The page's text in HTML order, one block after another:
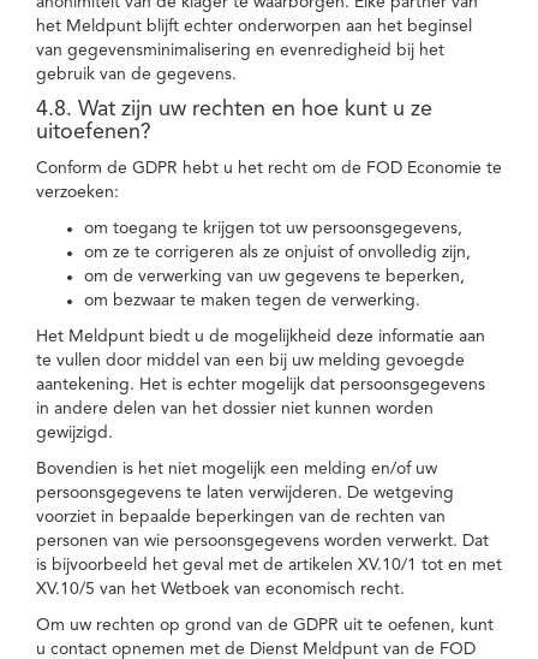
het Meldpunt blijft echter onderworpen aan het beginsel
van gegevensminimalisering en evenredigheid bij het
gebruik van de gegevens.
4.8. Wat zijn uw rechten en hoe kunt u ze
uitoefenen?
Conform de GDPR hebt u het recht om de FOD Economie te
verzoeken:
om toegang te krijgen tot uw persoonsgegevens,
om ze te corrigeren als ze onjuist of onvolledig zijn,
om de verwerking van uw gegevens te beperken,
om bezwaar te maken tegen de verwerking.
Het Meldpunt biedt u de mogelijkheid deze informatie aan
te vullen door middel van een bij uw melding gevoegde
aantekening. Het is echter mogelijk dat persoonsgegevens
in andere delen van het dossier niet kunnen worden
gewijzigd.
Bovendien is het niet mogelijk een melding en/of uw
persoonsgegevens te laten verwijderen. De wetgeving
voorziet in bepaalde beperkingen van de rechten van
personen van wie persoonsgegevens worden verwerkt. Dat
is bijvoorbeeld het geval met de artikelen XV.10/1 tot en met
XV.10/5 van het Wetboek van economisch recht.
Om uw rechten op grond van de GDPR uit te oefenen, kunt
u contact opnemen met de Dienst Meldpunt van de FOD